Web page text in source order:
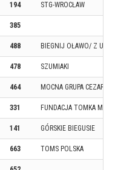
194 STG-WROCŁAW
385
488 BIEGNIJ OŁAWO/ Z
478 SZUMIAKI
464 MOCNA GRUPA CEZARA
331 FUNDACJA TOMKA
141 GÓRSKIE BIEGUSIE
663 TOMS POLSKA